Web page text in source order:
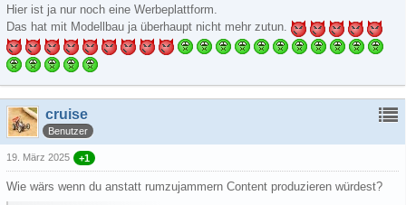
Hier ist ja nur noch eine Werbeplattform.
Das hat mit Modellbau ja überhaupt nicht mehr zutun.
cruise
Benutzer
19. März 2025 +1
Wie wärs wenn du anstatt rumzujammern Content produzieren würdest?